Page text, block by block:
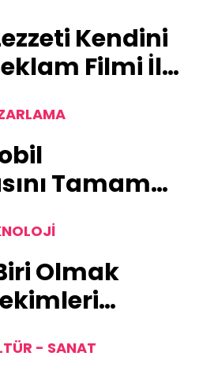
Kendini
Filmi İle
Tamamen
Olmak
- SANAT